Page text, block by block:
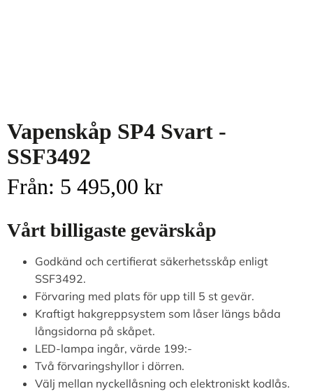
Vapenskåp SP4 Svart -
SSF3492
Från: 5 495,00 kr
Vårt billigaste gevärskåp
Godkänd och certifierat säkerhetsskåp enligt
SSF3492.
Förvaring med plats för upp till 5 st gevär.
Kraftigt hakgreppsystem som låser längs båda
långsidorna på skåpet.
LED-lampa ingår, värde 199:-
Två förvaringshyllor i dörren.
Välj mellan nyckellåsning och elektroniskt kodlås.